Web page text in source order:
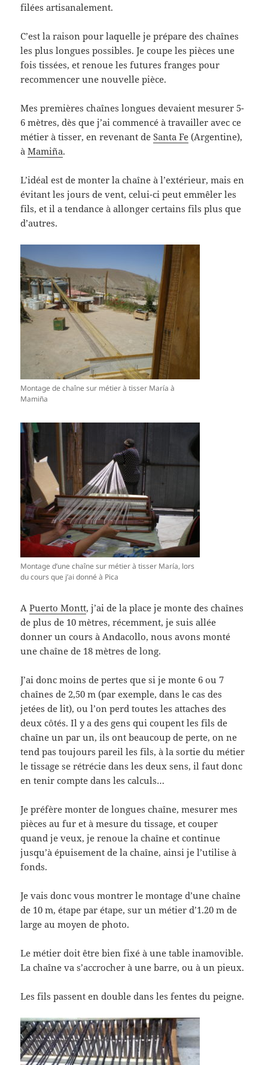
filées artisanalement.
C’est la raison pour laquelle je prépare des chaînes
les plus longues possibles. Je coupe les pièces une
fois tissées, et renoue les futures franges pour
recommencer une nouvelle pièce.
Mes premières chaînes longues devaient mesurer 5-
6 mètres, dès que j’ai commencé à travailler avec ce
métier à tisser, en revenant deSanta Fe (Argentine),
àMamiña.
L’idéal est de monter la chaîne à l’extérieur, mais en
évitant les jours de vent, celui-ci peut emmêler les
fils, et il a tendance à allonger certains fils plus que
d’autres.
Montage de chaîne sur métier à tisser María à
Mamiña
Montage d’une chaîne sur métier à tisser María, lors
du cours que j’ai donné à Pica
APuerto Montt, j’ai de la place je monte des chaînes
de plus de 10 mètres, récemment, je suis allée
donner un cours à Andacollo, nous avons monté
une chaîne de 18 mètres de long.
J’ai donc moins de pertes que si je monte 6 ou 7
chaînes de 2,50 m (par exemple, dans le cas des
jetées de lit), ou l’on perd toutes les attaches des
deux côtés. Il y a des gens qui coupent les fils de
chaîne un par un, ils ont beaucoup de perte, on ne
tend pas toujours pareil les fils, à la sortie du métier
le tissage se rétrécie dans les deux sens, il faut donc
en tenir compte dans les calculs…
Je préfère monter de longues chaîne, mesurer mes
pièces au fur et à mesure du tissage, et couper
quand je veux, je renoue la chaîne et continue
jusqu’à épuisement de la chaîne, ainsi je l’utilise à
fonds.
Je vais donc vous montrer le montage d’une chaîne
de 10 m, étape par étape, sur un métier d’1.20 m de
large au moyen de photo.
Le métier doit être bien fixé à une table inamovible.
La chaîne va s’accrocher à une barre, ou à un pieux.
Les fils passent en double dans les fentes du peigne.